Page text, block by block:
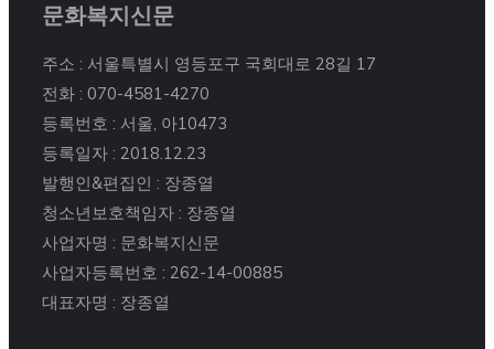
문화복지신문
주소 : 서울특별시 영등포구 국회대로 28길 17
전화 : 070-4581-4270
등록번호 : 서울, 아10473
등록일자 : 2018.12.23
발행인&편집인 : 장종열
청소년보호책임자 : 장종열
사업자명 : 문화복지신문
사업자등록번호 : 262-14-00885
대표자명 : 장종열